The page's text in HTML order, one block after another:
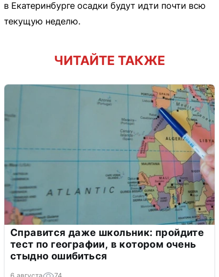
в Екатеринбурге осадки будут идти почти всю
текущую неделю.
ЧИТАЙТЕ ТАКЖЕ
Справится даже школьник: пройдите
тест по географии, в котором очень
стыдно ошибиться